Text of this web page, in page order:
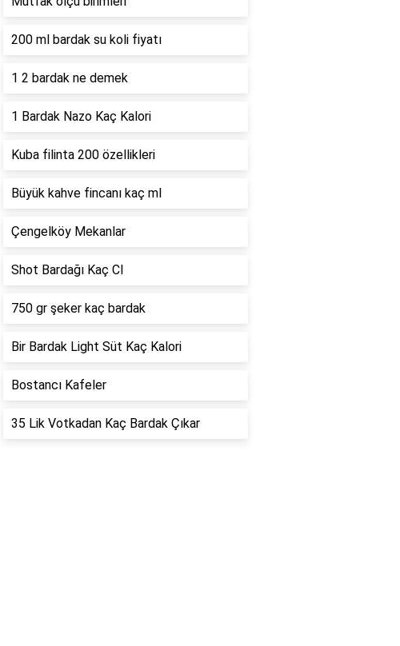
200 ml bardak su koli fiyatı
1 2 bardak ne demek
1 Bardak Nazo Kaç Kalori
Kuba filinta 200 özellikleri
Büyük kahve fincanı kaç ml
Çengelköy Mekanlar
Shot Bardağı Kaç Cl
750 gr şeker kaç bardak
Bir Bardak Light Süt Kaç Kalori
Bostancı Kafeler
35 Lik Votkadan Kaç Bardak Çıkar